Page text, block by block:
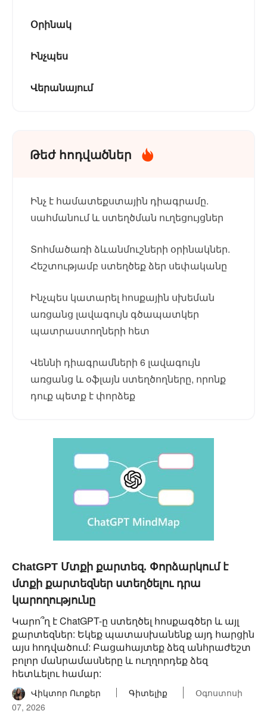
Օրինակ
Ինչպես
Վերանայում
Թեժ հոդվածներ
Ինչ է համատեքստային դիագրամը.
սահմանում և ստեղծման ուղեցույցներ
Տոհմածառի ձևանմուշների օրինակներ.
Հեշտությամբ ստեղծեք ձեր սեփականը
Ինչպես կատարել հոսքային սխեման
առցանց լավագույն գծապատկեր
պատրաստողների հետ
Վեննի դիագրամների 6 լավագույն
առցանց և օֆլայն ստեղծողները, որոնք
դուք պետք է փորձեք
ChatGPT Մտքի քարտեզ. Փորձարկում է
մտքի քարտեզներ ստեղծելու դրա
կարողությունը
Կարո՞ղ է ChatGPT-ը ստեղծել հոսքագծեր և այլ
քարտեզներ: Եկեք պատասխանենք այդ հարցին
այս հոդվածում: Բացահայտեք ձեզ անհրաժեշտ
բոլոր մանրամասները և ուղղորդեք ձեզ
հետևելու համար:
Վիկտոր Ուոքեր Գիտելիք
Օգոստոսի
07, 2026